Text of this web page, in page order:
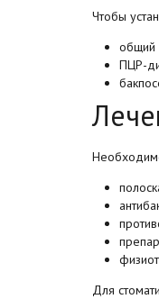
Чтобы
общий
ПЦР-
Для